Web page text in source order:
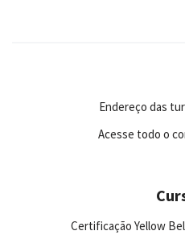
Endereço das
Acesse todo o
Certificação Yellow